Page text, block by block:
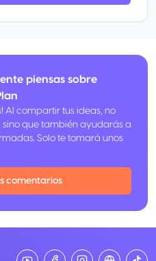
piensas sobre
Al compartir tus ideas, no
que también ayudarás a
Solo te tomará unos
comentarios